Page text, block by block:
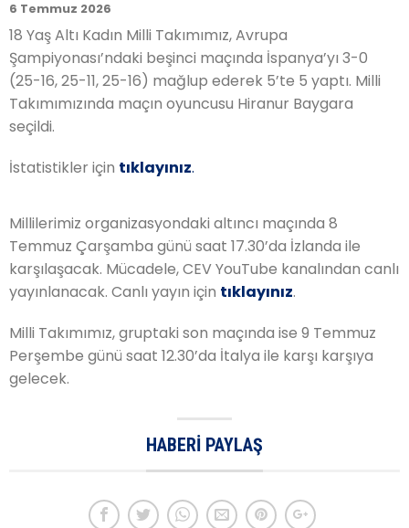
6 Temmuz 2026
18 Yaş Altı Kadın Milli Takımımız, Avrupa
Şampiyonası’ndaki beşinci maçında İspanya’yı 3-0
(25-16, 25-11, 25-16) mağlup ederek 5’te 5 yaptı. Milli
Takımımızında maçın oyuncusu Hiranur Baygara
seçildi.
İstatistikler için tıklayınız.
Millilerimiz organizasyondaki altıncı maçında 8
Temmuz Çarşamba günü saat 17.30’da İzlanda ile
karşılaşacak. Mücadele, CEV YouTube kanalından canlı
yayınlanacak. Canlı yayın için tıklayınız.
Milli Takımımız, gruptaki son maçında ise 9 Temmuz
Perşembe günü saat 12.30’da İtalya ile karşı karşıya
gelecek.
HABERI PAYLAŞ